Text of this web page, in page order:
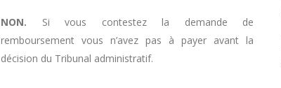
NON. Si vous contestez la demande de
remboursement vous n’avez pas à payer avant la
décision du Tribunal administratif.